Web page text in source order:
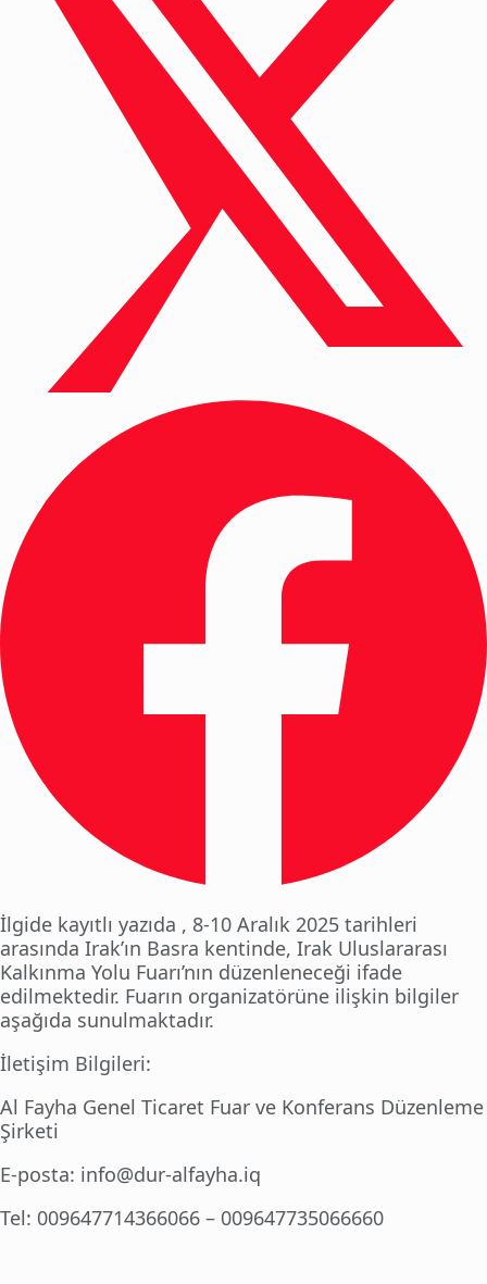
İlgide kayıtlı yazıda , 8-10 Aralık 2025 tarihleri
arasında Irak’ın Basra kentinde, Irak Uluslararası
Kalkınma Yolu Fuarı’nın düzenleneceği ifade
edilmektedir. Fuarın organizatörüne ilişkin bilgiler
aşağıda sunulmaktadır.
İletişim Bilgileri:
Al Fayha Genel Ticaret Fuar ve Konferans Düzenleme
Şirketi
E-posta: info@dur-alfayha.iq
Tel: 009647714366066 – 009647735066660